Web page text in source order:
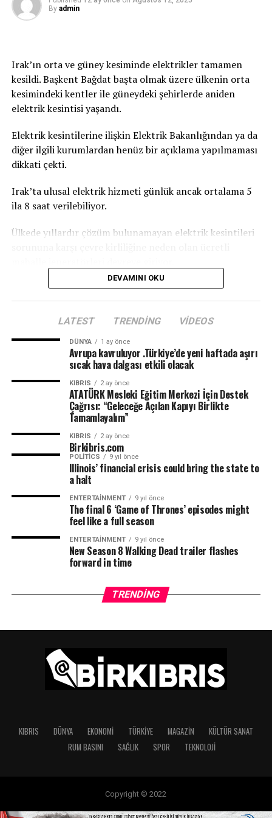
By admin
Irak’ın orta ve güney kesiminde elektrikler tamamen
kesildi. Başkent Bağdat başta olmak üzere ülkenin orta
kesimindeki kentler ile güneydeki şehirlerde aniden
elektrik kesintisi yaşandı.
Elektrik kesintilerine ilişkin Elektrik Bakanlığından ya da
diğer ilgili kurumlardan henüz bir açıklama yapılmaması
dikkati çekti.
Irak’ta ulusal elektrik hizmeti günlük ancak ortalama 5
ila 8 saat verilebiliyor.
Ülkede yıllardır çözüm bulunamayan elektrik kesintileri
DEVAMINI OKU
LATEST TRENDING VIDEOS
DÜNYA 1 ay önce
Avrupa kavruluyor .Türkiye’de yeni haftada aşırı
sıcak hava dalgası etkili olacak
KIBRIS 2 ay önce
ATATÜRK Mesleki Eğitim Merkezi İçin Destek
Çağrısı: “Geleceğe Açılan Kapıyı Birlikte
Tamamlayalım”
KIBRIS 2 ay önce
Birkibris.com
POLITICS 9 yıl önce
Illinois’ financial crisis could bring the state to
a halt
ENTERTAINMENT 9 yıl önce
The final 6 ‘Game of Thrones’ episodes might
feel like a full season
ENTERTAINMENT 9 yıl önce
New Season 8 Walking Dead trailer flashes
forward in time
TRENDING
KIBRIS DÜNYA EKONOMI TÜRKIYE MAGAZIN
KÜLTÜR SANAT
RUM BASINI
SAĞLIK SPOR TEKNOLOJI
Copyright © 2022